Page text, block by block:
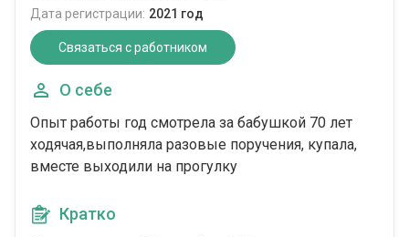
Дата регистрации: 2021 год
Связаться с работником
О себе
Опыт работы год смотрела за бабушкой 70 лет
ходячая,выполняла разовые поручения, купала,
вместе выходили на прогулку
Кратко